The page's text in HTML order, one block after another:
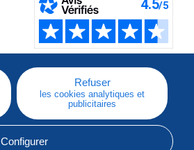
Refuser
les cookies analytiques et
publicitaires
Configurer